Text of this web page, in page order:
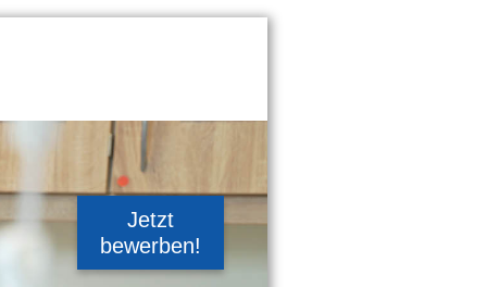
Jetzt
bewerben!